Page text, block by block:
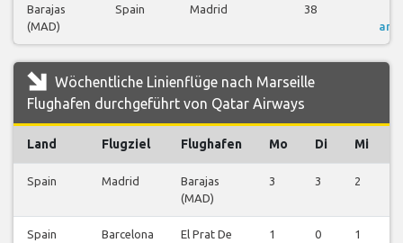
Barajas
(MAD)
Spain Madrid 38
Wöchentliche Linienflüge nach Marseille
Flughafen durchgeführt von Qatar Airways
Land Flugziel Flughafen Mo Di Mi
Spain Madrid
Barajas
(MAD)
3 3 2
Spain Barcelona
El Prat De
1 0 1